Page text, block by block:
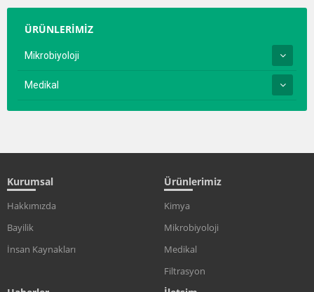
ÜRÜNLERİMİZ
Mikrobiyoloji
Medikal
Kurumsal
Hakkımızda
Bayilik
İnsan Kaynakları
Ürünlerimiz
Kimya
Mikrobiyoloji
Medikal
Filtrasyon